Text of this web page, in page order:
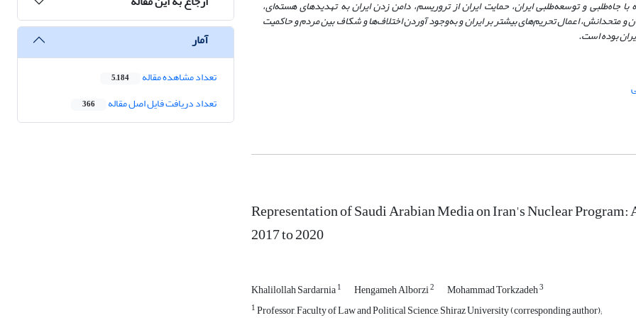
با جاه‌طلبی و توسعه‌طلبی ایران، حمایت ایران از تروریسم، دامن زدن ایران به تهدیدهای هستهای،
و متحدانش، اعمال تحریمهای بیشتر بر ایران و به‌وجود آوردن اختلاف‌ها و شکاف بین مردم و حاکمیت
بوده است.
Representation of Saudi Arabian Media on Iran's Nuclear
2017 to 2020
Khalilollah Sardarnia1 Hengameh Alborzi2 Mohammad Torkzadeh3
1Professor, Faculty of Law and Political Science, Shiraz University (corresponding author);
آمار
تعداد مشاهده مقاله 5,184
تعداد دریافت فایل اصل مقاله 366